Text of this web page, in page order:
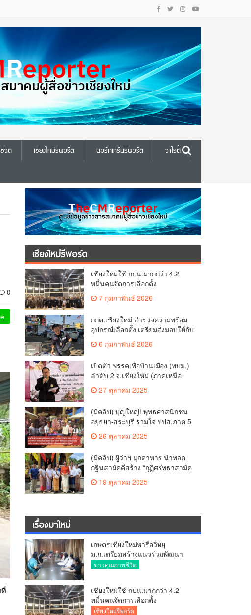
วิต เชียงใหม่รีพอร์ต นอร์ทเทิร์นรีพอร์ต
วาไรตี้
0
ที่
เชียงใหม่รีพอร์ต
เชียงใหม่ใช้ กปน.มากกว่า 4.2
หมื่นคนจัดการเลือกตั้ง
กกต.เชียงใหม่ ร่วมกับ นายอำเภอ
หางดง ตรวจความเรียบร้อย การ
7 กุมภาพันธ์ 2026
กกต.เชียงใหม่ สำรวจความพร้อม
อุปกรณ์เลือกตั้ง เตรียมส่งมอบให้กับ
ทุกหน่วยเลือกตั้งในวันพรุ่งนี้
6 กุมภาพันธ์ 2026
เปิดตัว พรรคเพื่อบ้านเมือง (พบม.)
ลำดับ 2 จ.เชียงใหม่ (ภาคเหนือ
ตอนบน) ชูนโยบาย ปลดหนี้ สร้าง
รายได้ ตั้งกองทุนเกษตรกร สร้าง
ประชาชน นำกฎหมายบังคับใช้
และเผาทำลายยาเสพติดทิ้งทันที
หากจับได้
27 ตุลาคม 2025
(มีคลิป) บุญใหญ่! พุทธศาสนิกชน
อยุธยา-สระบุรี รวมใจ ปปส.ภาค 5
และศรัทธาเชียงใหม่ ทอดกฐิน
สามัคคี วัดร้องอ้อ
26 ตุลาคม 2025
(มีคลิป) ผู้ว่าฯ มุกดาหาร นำทอด
กฐินสามัคคีสร้าง “กุฏิศรัทธาสามัค
คีฯ” วัดทากู่แก้วลำพูน ยอดปัจจัย 5
แสนกว่าบาท
19 ตุลาคม 2025
เรื่องมาใหม่
เกษตรเชียงใหม่หารือวิทยุ
ม.ก.เตรียมสร้างแนวร่วมพัฒนา
คุณภาพชีวิตเกษตรกร สื่อสาร
ข่าวคุณภาพชีวิต
เชียงใหม่ใช้ กปน.มากกว่า 4.2
หมื่นคนจัดการเลือกตั้ง
กกต.เชียงใหม่ ร่วมกับ นายอำเภอ
เชียงใหม่รีพอร์ต